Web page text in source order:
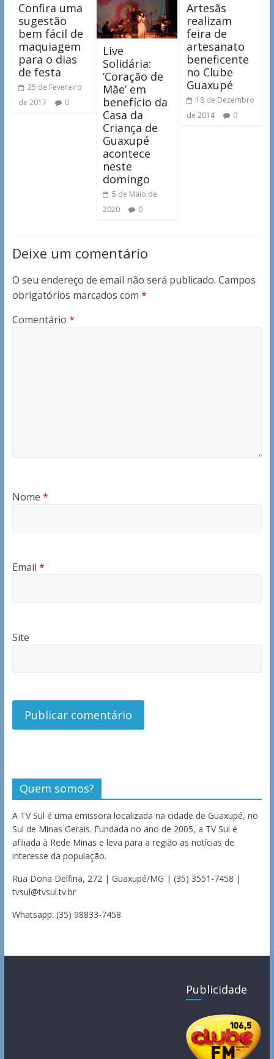
Confira uma
sugestão
bem fácil de
maquiagem
para o dias
de festa
25 de Fevereiro
de 2017
0
Live
Solidária:
‘Coração de
Mãe’ em
benefício da
Casa da
Criança de
Guaxupé
acontece
neste
domingo
5 de Maio de
2020
0
Artesãs
realizam
feira de
artesanato
beneficente
no Clube
Guaxupé
18 de Dezembro
de 2014
0
Deixe um comentário
O seu endereço de email não será publicado. Campos
obrigatórios marcados com *
Comentário *
Nome *
Email *
Site
Quem somos?
A TV Sul é uma emissora localizada na cidade de Guaxupé, no
Sul de Minas Gerais. Fundada no ano de 2005, a TV Sul é
afiliada à Rede Minas e leva para a região as notícias de
interesse da população.
Rua Dona Delfina, 272 | Guaxupé/MG | (35) 3551-7458 |
tvsul@tvsul.tv.br
Whatsapp: (35) 98833-7458
Publicidade